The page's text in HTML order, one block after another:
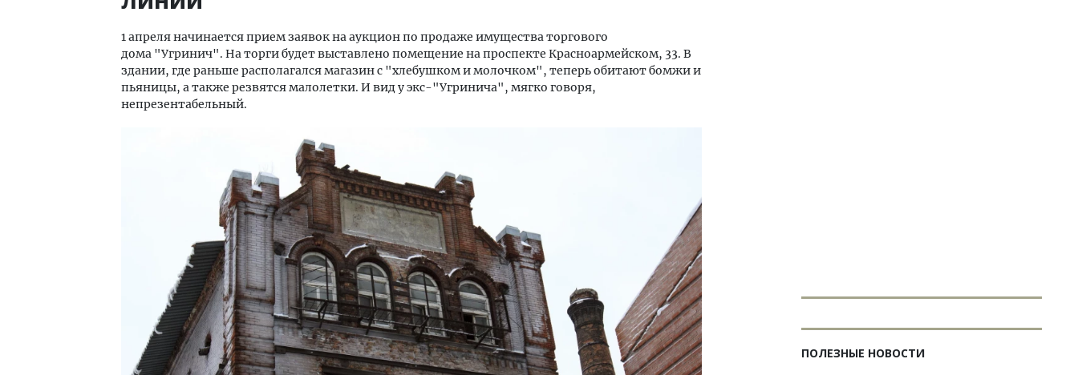
1 апреля начинается прием заявок на аукцион по продаже имущества торгового
дома "Угринич". На торги будет выставлено помещение на проспекте Красноармейском, 33. В
здании, где раньше располагался магазин с "хлебушком и молочком", теперь обитают бомжи и
пьяницы, а также резвятся малолетки. И вид у экс-"Угринича", мягко говоря,
непрезентабельный.
ПОЛЕЗНЫЕ НОВОСТИ